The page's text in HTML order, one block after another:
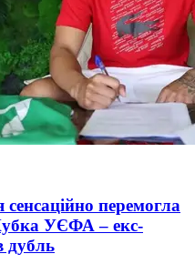
перемогла
УЄФА – екс-
дубль